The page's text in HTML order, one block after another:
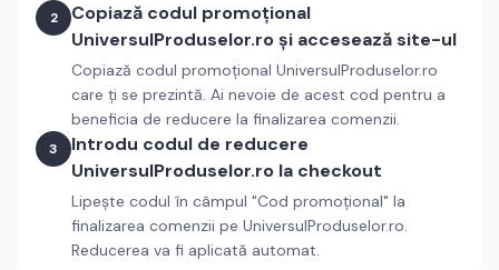
2
Copiază codul promoțional
UniversulProduselor.roși accesează site-ul
Copiază codul promoțional UniversulProduselor.ro
care ți se prezintă. Ai nevoie de acest cod pentru a
beneficia de reducere la finalizarea comenzii.
3
Introdu codul de reducere
UniversulProduselor.ro la checkout
Lipește codul în câmpul "Cod promoțional" la
finalizarea comenzii pe UniversulProduselor.ro.
Reducerea va fi aplicată automat.